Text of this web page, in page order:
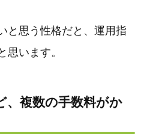
と思う性格だと、運用指
思います。
、複数の手数料がか